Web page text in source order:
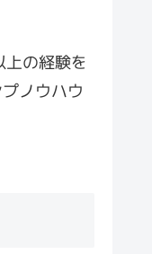
の経験を
ノウハウ